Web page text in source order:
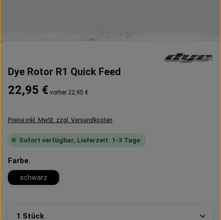
Dye Rotor R1 Quick Feed
Regulärer Preis:
22,95 € vorher 22,95 €
Preise inkl. MwSt. zzgl. Versandkosten
Sofort verfügbar, Lieferzeit: 1-3 Tage
Farbe.
schwarz
Produkt Anzahl: Gib den gewünschten Wert ein